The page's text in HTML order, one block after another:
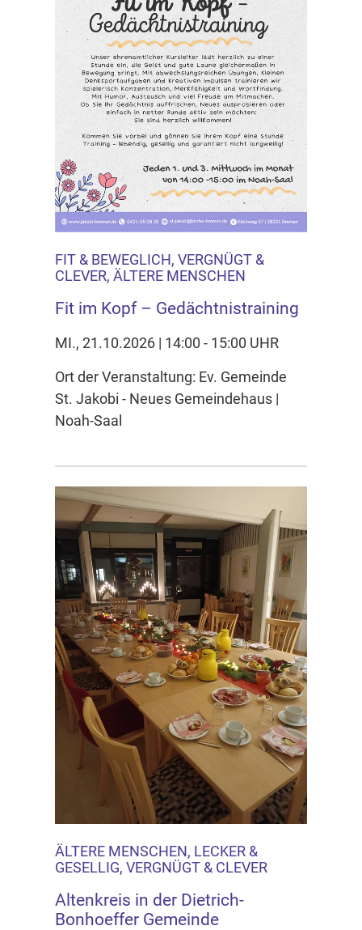
FIT & BEWEGLICH, VERGNÜGT &
CLEVER, ÄLTERE MENSCHEN
Fit im Kopf – Gedächtnistraining
MI., 21.10.2026 | 14:00 - 15:00 UHR
Ort der Veranstaltung: Ev. Gemeinde
St. Jakobi - Neues Gemeindehaus |
Noah-Saal
ÄLTERE MENSCHEN, LECKER &
GESELLIG, VERGNÜGT & CLEVER
Altenkreis in der Dietrich-
Bonhoeffer Gemeinde